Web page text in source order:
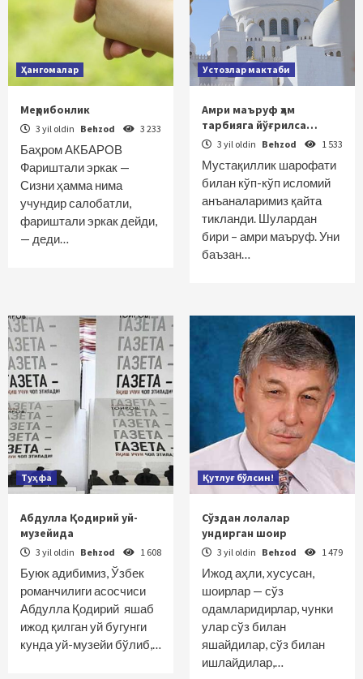
Ҳангомалар
Меҳрибонлик
3 yil oldin Behzod 3 233
Баҳром АКБАРОВ
Фариштали эркак —
Сизни ҳамма нима
учундир салобатли,
фариштали эркак дей­ди,
— деди…
Устозлар мактаби
Амри маъруф ҳам
тарбияга йўғрилса…
3 yil oldin Behzod 1 533
Мустақиллик шарофати
билан кўп-кўп исломий
анъаналаримиз қайта
тикланди. Шулардан
бири – амри маъруф. Уни
баъзан…
Туҳфа
Абдулла Қодирий уй-
музейида
3 yil oldin Behzod 1 608
Буюк адибимиз, Ўзбек
романчилиги асос­чиси
Абдулла Қодирий яшаб
ижод қилган уй бугунги
кунда уй-музейи бўлиб,…
Қутлуғ бўлсин!
Сўздан лолалар
ундирган шоир
3 yil oldin Behzod 1 479
Ижод аҳли, хусусан,
шоирлар — сўз
одамларидирлар, чунки
улар сўз билан
яшайдилар, сўз билан
ишлайдилар,…